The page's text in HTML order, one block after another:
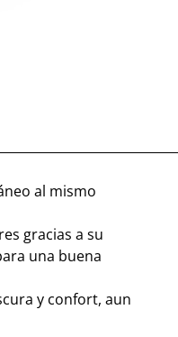
al mismo
gracias a su
una buena
y confort, aun